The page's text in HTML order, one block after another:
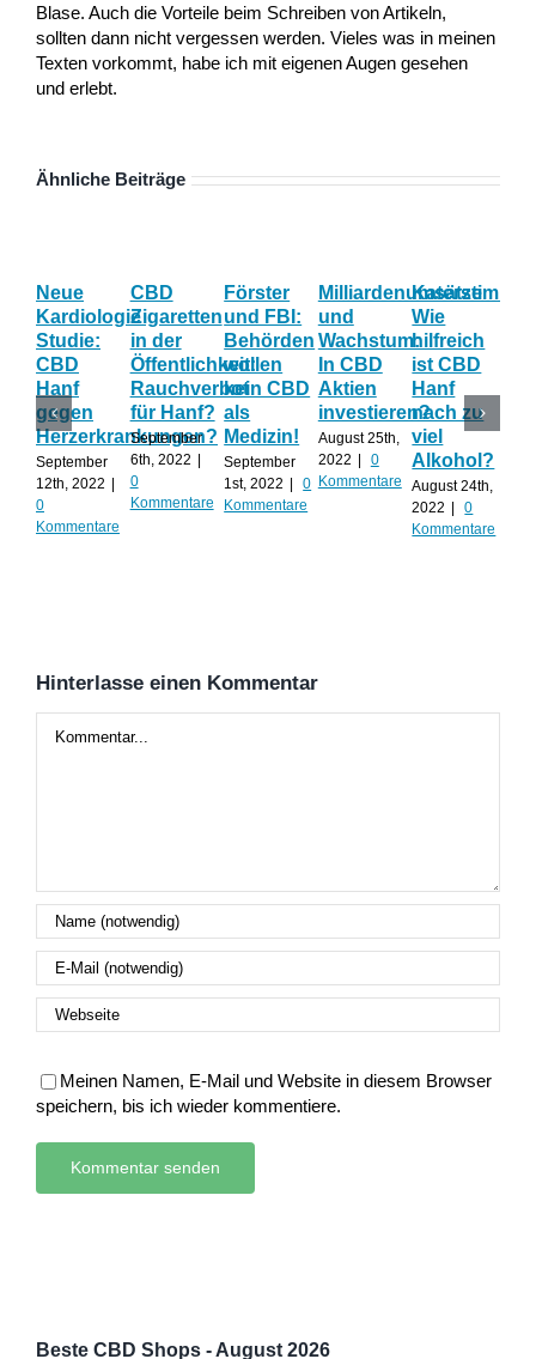
Blase. Auch die Vorteile beim Schreiben von Artikeln,
sollten dann nicht vergessen werden. Vieles was in meinen
Texten vorkommt, habe ich mit eigenen Augen gesehen
und erlebt.
Ähnliche Beiträge
Neue
Kardiologie
Studie:
CBD
Hanf
gegen
Herzerkrankungen?
September
12th, 2022 |
0
Kommentare
CBD
Zigaretten
in der
Öffentlichkeit:
Rauchverbot
für Hanf?
September
6th, 2022 |
0
Kommentare
Förster
und FBI:
Behörden
wollen
kein CBD
als
Medizin!
September
1st, 2022 |
0
Kommentare
Milliardenumsätze
und
Wachstum:
In CBD
Aktien
investieren?
August 25th,
2022 |
0
Kommentare
Wie
hilfreich
ist CBD
Hanf
nach zu
viel
Alkohol?
August 24th,
2022 |
0
Kommentare
Hinterlasse einen Kommentar
Meinen Namen, E-Mail und Website in diesem Browser
speichern, bis ich wieder kommentiere.
Beste CBD Shops - August 2026